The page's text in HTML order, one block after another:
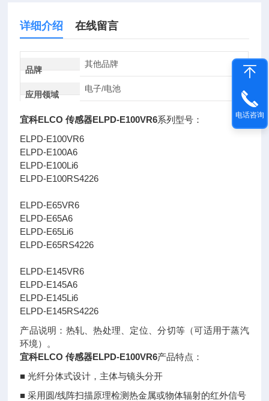
详细介绍 在线留言
品牌
其他品牌
应用领域
电子/电池
宜科ELCO 传感器ELPD-E100VR6系列型号：
ELPD-E100VR6
ELPD-E100A6
ELPD-E100Li6
ELPD-E100RS4226
ELPD-E65VR6
ELPD-E65A6
ELPD-E65Li6
ELPD-E65RS4226
ELPD-E145VR6
ELPD-E145A6
ELPD-E145Li6
ELPD-E145RS4226
产品说明：热轧、热处理、定位、分切等（可适用于蒸汽
环境）。
宜科ELCO 传感器ELPD-E100VR6产品特点：
■ 光纤分体式设计，主体与镜头分开
■ 采用圆/线阵扫描原理检测热金属或物体辐射的红外信号
电话咨询